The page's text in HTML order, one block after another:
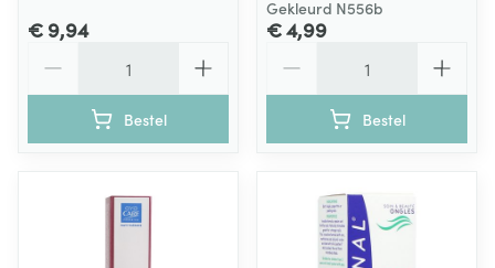
€ 9,94
Bestel
Gekleurd N556b
€ 4,99
Bestel